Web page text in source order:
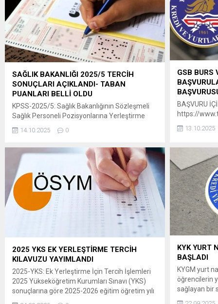
SAĞLIK BAKANLIĞI 2025/5 TERCİH
SONUÇLARI AÇIKLANDI- TABAN
PUANLARI BELLİ OLDU
KPSS-2025/5: Sağlık Bakanlığının Sözleşmeli
Sağlık Personeli Pozisyonlarına Yerleştirme
2025 tarihleri arasında tercihleri alınan KPSS-
personeli pozisyonlarına yerleştirme işlemleri
tamamlanmıştır. ” Adaylar, yerleştirme
sonuçlarına 14 Ekim 2025 tarihinde
saat 15.00’ten itibaren
ÖSYM’nin https://sonuc.osym.gov.tr adresinden
T.C. kimlik numaraları ve aday şifreleriyle
erişebilecektir. Yerleştirme sonuçlarına ilişkin
sayısal bilgiler Ek’te sunulmuştur. Adaylara ve
14.10.2025 0
GSB BURS
BAŞVURU
https://
basvurusu
13.10.2025
2025 YKS EK YERLEŞTİRME TERCİH
KILAVUZU YAYIMLANDI
2025-YKS: Ek Yerleştirme İçin Tercih İşlemleri
2025 Yükseköğretim Kurumları Sınavı (YKS)
sonuçlarına göre 2025-2026 eğitim öğretim yılı
KYK YURT
BAŞLADI
KYGM yurt
öğrencilerin
sağlayan bir
platformu